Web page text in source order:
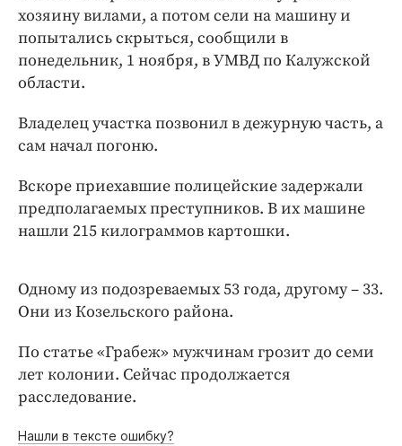
Клиника года
Бренд года
Работодатель года
хозяину вилами, а потом сели на машину и
попытались скрыться, сообщили в
понедельник, 1 ноября, в УМВД по Калужской
области.
Владелец участка позвонил в дежурную часть, а
сам начал погоню.
Вскоре приехавшие полицейские задержали
предполагаемых преступников. В их машине
нашли 215 килограммов картошки.
Одному из подозреваемых 53 года, другому – 33.
Они из Козельского района.
По статье «Грабеж» мужчинам грозит до семи
лет колонии. Сейчас продолжается
расследование.
Нашли в тексте ошибку?